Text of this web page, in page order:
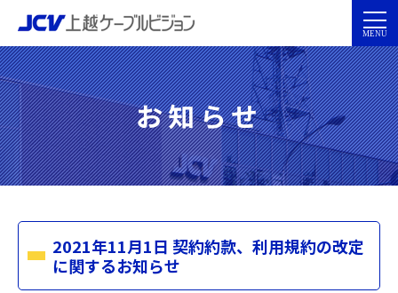
お知らせ
2021年11月1日 契約約款、利用規約の改定
に関するお知らせ